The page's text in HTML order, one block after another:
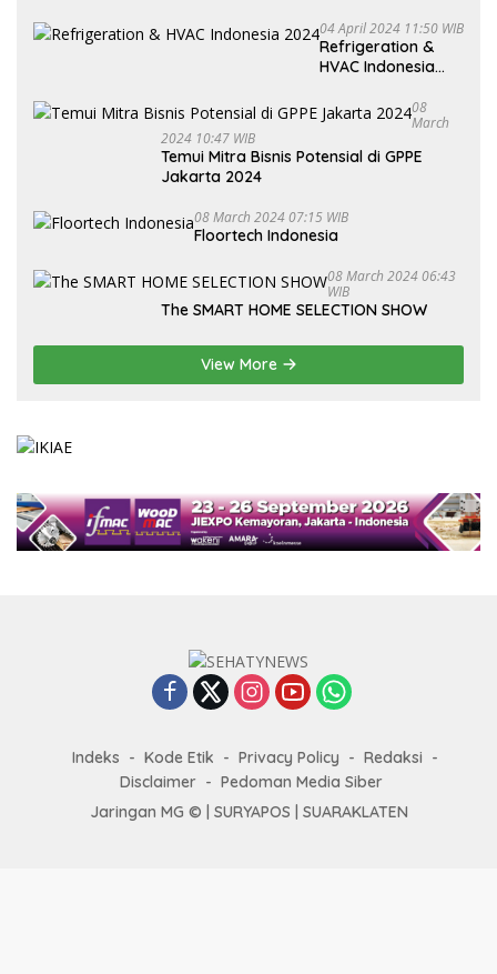
04 April 2024 11:50 WIB
Refrigeration &
HVAC Indonesia
08
March
2024 10:47 WIB
Temui Mitra Bisnis Potensial di GPPE
Jakarta 2024
08 March 2024 07:15 WIB
Floortech Indonesia
08 March 2024 06:43
WIB
The SMART HOME SELECTION SHOW
View More
Indeks Kode Etik Privacy Policy
Redaksi
Disclaimer
Pedoman Media Siber
Jaringan MG © | SURYAPOS SUARAKLATEN